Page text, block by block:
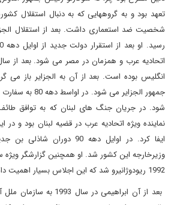
تعهد بود و به گروههایی که به دنبال استقلال
شخصیت ضد استعماری داشت. بعد از استقلال
انگلیس بوده است. بعد از آن به الجزایر باز
جمهور الجزایر می
شود. در جریان جنگ های لبنان که به توافق
نماینده ویژه اتحادیه عرب در قضیه لبنان بود و
ایفا کرد. در اوایل دهه 90
وزیرخارجه این کشور شد. او همچنین گزارشگر
1992 ریودوژانیرو شد که این اجلاس بسیار اهمیت داشت.
بعد از آن ابراهیمی در